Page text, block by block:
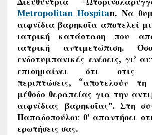
Metropolitan Hospitan. Να
αιφνίδια βαρηκοΐα αποτελεί
ιατρική κατάσταση που
ιατρική αντιμετώπιση.
ενδοτυμπανικές ενέσεις, γι’
επισημαίνει ότι στις
περιπτώσεις, “αποτελούν τη
μέθοδο θεραπείας για την
αιφνίδιας βαρηκοΐας”. Στη
Παπαδοπούλου θ’ απαντήσει
ερωτήσεις σας.